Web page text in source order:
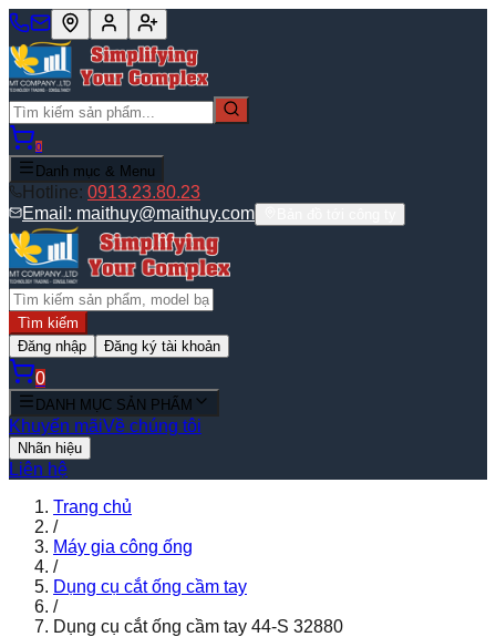
0
Danh mục & Menu
Hotline: 0913.23.80.23
Email: maithuy@maithuy.com
Tìm kiếm
Đăng nhập
Đăng ký tài khoản
0
DANH MỤC SẢN PHẨM
Khuyến mãiVề chúng tôi
Nhãn hiệu
Liên hệ
Trang chủ
/
Máy gia công ống
/
Dụng cụ cắt ống cầm tay
/
Dụng cụ cắt ống cầm tay 44-S 32880